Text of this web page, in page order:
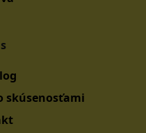
skúsenosťami